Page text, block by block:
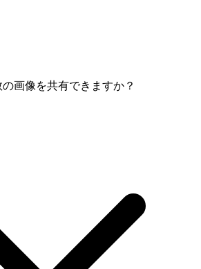
画像を共有できますか？